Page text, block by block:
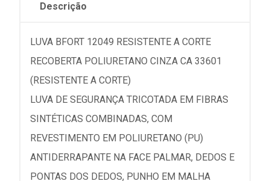
Descrição
LUVA BFORT 12049 RESISTENTE A CORTE
RECOBERTA POLIURETANO CINZA CA 33601
(RESISTENTE A CORTE)
LUVA DE SEGURANÇA TRICOTADA EM FIBRAS
SINTÉTICAS COMBINADAS, COM
REVESTIMENTO EM POLIURETANO (PU)
ANTIDERRAPANTE NA FACE PALMAR, DEDOS E
PONTAS DOS DEDOS, PUNHO EM MALHA